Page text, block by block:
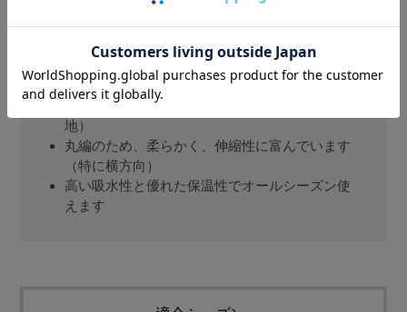
環境にも人にも配慮したオーガニックコットン
100％使用
柔らかく肌触り抜群のシンカーパイル（タオル
地）
丸編のため、柔らかく、伸縮性に富んでいます
（特に横方向）
高い吸水性と優れた保温性でオールシーズン使
えます